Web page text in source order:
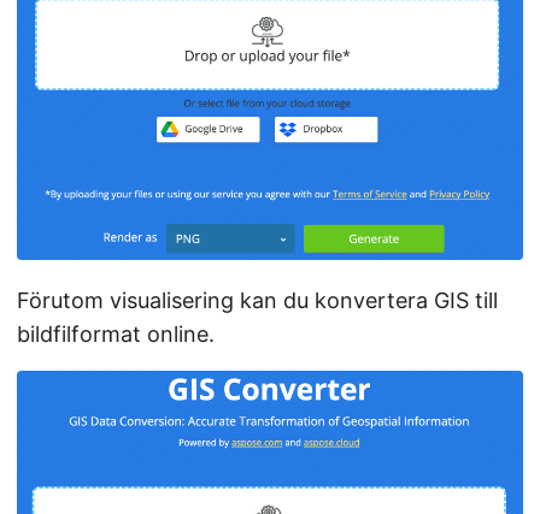
Förutom visualisering kan du konvertera GIS till
bildfilformat online.